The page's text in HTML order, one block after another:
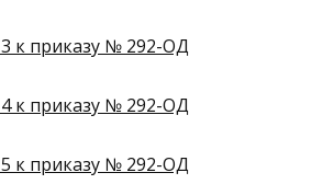
к приказу № 292-ОД
к приказу № 292-ОД
к приказу № 292-ОД